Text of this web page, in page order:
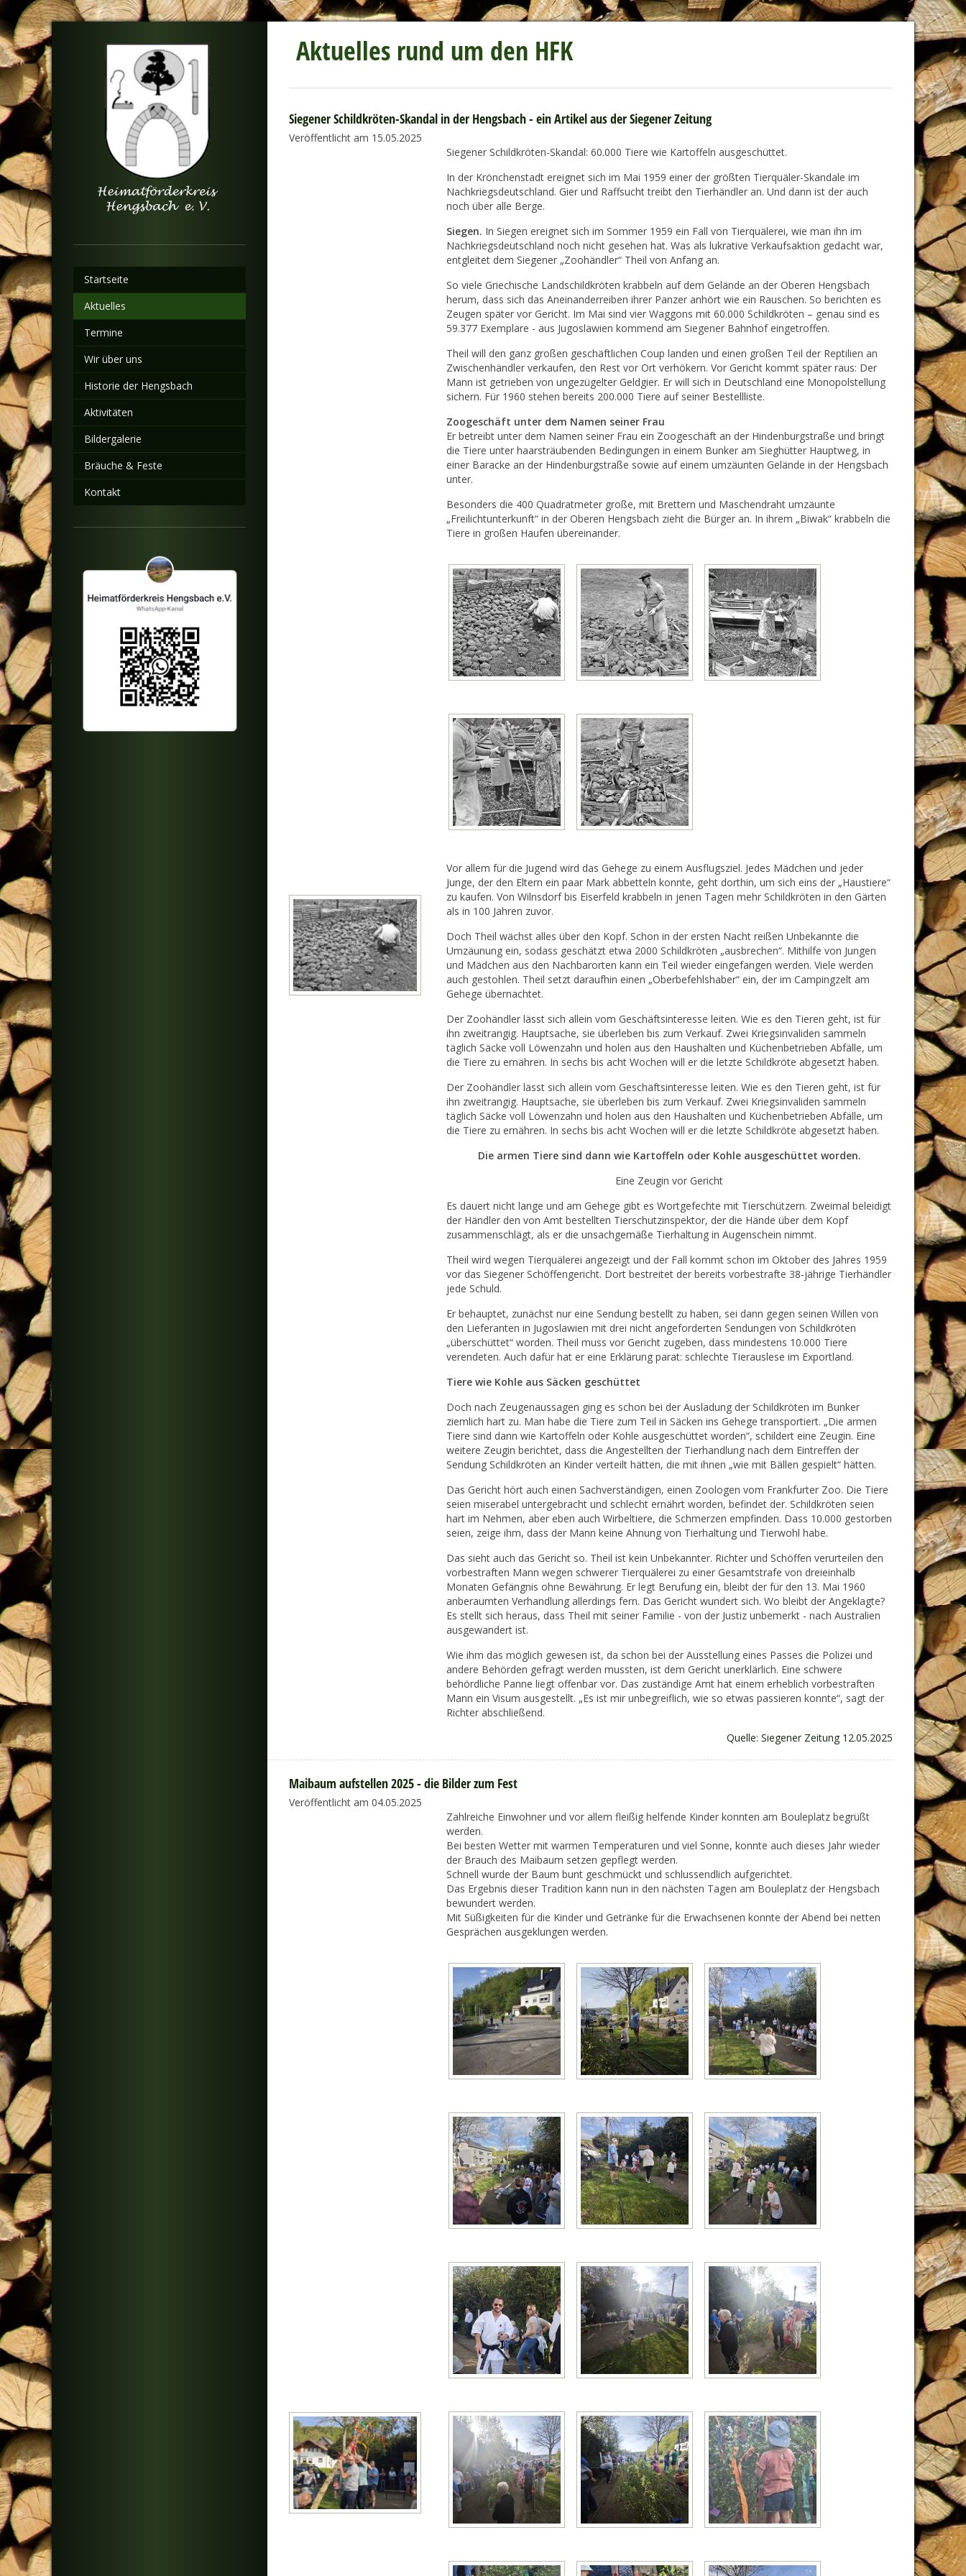
Aktuelles rund um den HFK
Siegener Schildkröten-Skandal in der Hengsbach - ein Artikel aus der Siegener Zeitung
Veröffentlicht am 15.05.2025
Siegener Schildkröten-Skandal: 60.000 Tiere wie Kartoffeln ausgeschüttet.
In der Krönchenstadt ereignet sich im Mai 1959 einer der größten Tierquäler-Skandale im
Nachkriegsdeutschland. Gier und Raffsucht treibt den Tierhändler an. Und dann ist der auch
noch über alle Berge.
Siegen. In Siegen ereignet sich im Sommer 1959 ein Fall von Tierquälerei, wie man ihn im
Nachkriegsdeutschland noch nicht gesehen hat. Was als lukrative Verkaufsaktion gedacht war,
entgleitet dem Siegener „Zoohändler“ Theil von Anfang an.
So viele Griechische Landschildkröten krabbeln auf dem Gelände an der Oberen Hengsbach
herum, dass sich das Aneinanderreiben ihrer Panzer anhört wie ein Rauschen. So berichten es
Zeugen später vor Gericht. Im Mai sind vier Waggons mit 60.000 Schildkröten – genau sind es
59.377 Exemplare - aus Jugoslawien kommend am Siegener Bahnhof eingetroffen.
Theil will den ganz großen geschäftlichen Coup landen und einen großen Teil der Reptilien an
Zwischenhändler verkaufen, den Rest vor Ort verhökern. Vor Gericht kommt später raus: Der
Mann ist getrieben von ungezügelter Geldgier. Er will sich in Deutschland eine Monopolstellung
sichern. Für 1960 stehen bereits 200.000 Tiere auf seiner Bestellliste.
Zoogeschäft unter dem Namen seiner Frau
Er betreibt unter dem Namen seiner Frau ein Zoogeschäft an der Hindenburgstraße und bringt
die Tiere unter haarsträubenden Bedingungen in einem Bunker am Sieghütter Hauptweg, in
einer Baracke an der Hindenburgstraße sowie auf einem umzäunten Gelände in der Hengsbach
unter.
Besonders die 400 Quadratmeter große, mit Brettern und Maschendraht umzäunte
„Freilichtunterkunft“ in der Oberen Hengsbach zieht die Bürger an. In ihrem „Biwak“ krabbeln die
Tiere in großen Haufen übereinander.
Vor allem für die Jugend wird das Gehege zu einem Ausflugsziel. Jedes Mädchen und jeder
Junge, der den Eltern ein paar Mark abbetteln konnte, geht dorthin, um sich eins der „Haustiere“
zu kaufen. Von Wilnsdorf bis Eiserfeld krabbeln in jenen Tagen mehr Schildkröten in den Gärten
als in 100 Jahren zuvor.
Doch Theil wächst alles über den Kopf. Schon in der ersten Nacht reißen Unbekannte die
Umzäunung ein, sodass geschätzt etwa 2000 Schildkröten „ausbrechen“. Mithilfe von Jungen
und Mädchen aus den Nachbarorten kann ein Teil wieder eingefangen werden. Viele werden
auch gestohlen. Theil setzt daraufhin einen „Oberbefehlshaber“ ein, der im Campingzelt am
Gehege übernachtet.
Der Zoohändler lässt sich allein vom Geschäftsinteresse leiten. Wie es den Tieren geht, ist für
ihn zweitrangig. Hauptsache, sie überleben bis zum Verkauf. Zwei Kriegsinvaliden sammeln
täglich Säcke voll Löwenzahn und holen aus den Haushalten und Küchenbetrieben Abfälle, um
die Tiere zu ernähren. In sechs bis acht Wochen will er die letzte Schildkröte abgesetzt haben.
Der Zoohändler lässt sich allein vom Geschäftsinteresse leiten. Wie es den Tieren geht, ist für
ihn zweitrangig. Hauptsache, sie überleben bis zum Verkauf. Zwei Kriegsinvaliden sammeln
täglich Säcke voll Löwenzahn und holen aus den Haushalten und Küchenbetrieben Abfälle, um
die Tiere zu ernähren. In sechs bis acht Wochen will er die letzte Schildkröte abgesetzt haben.
Die armen Tiere sind dann wie Kartoffeln oder Kohle ausgeschüttet worden.
Eine Zeugin vor Gericht
Es dauert nicht lange und am Gehege gibt es Wortgefechte mit Tierschützern. Zweimal beleidigt
der Händler den von Amt bestellten Tierschutzinspektor, der die Hände über dem Kopf
zusammenschlägt, als er die unsachgemäße Tierhaltung in Augenschein nimmt.
Theil wird wegen Tierquälerei angezeigt und der Fall kommt schon im Oktober des Jahres 1959
vor das Siegener Schöffengericht. Dort bestreitet der bereits vorbestrafte 38-jährige Tierhändler
jede Schuld.
Er behauptet, zunächst nur eine Sendung bestellt zu haben, sei dann gegen seinen Willen von
den Lieferanten in Jugoslawien mit drei nicht angeforderten Sendungen von Schildkröten
„überschüttet“ worden. Theil muss vor Gericht zugeben, dass mindestens 10.000 Tiere
verendeten. Auch dafür hat er eine Erklärung parat: schlechte Tierauslese im Exportland.
Tiere wie Kohle aus Säcken geschüttet
Doch nach Zeugenaussagen ging es schon bei der Ausladung der Schildkröten im Bunker
ziemlich hart zu. Man habe die Tiere zum Teil in Säcken ins Gehege transportiert. „Die armen
Tiere sind dann wie Kartoffeln oder Kohle ausgeschüttet worden“, schildert eine Zeugin. Eine
weitere Zeugin berichtet, dass die Angestellten der Tierhandlung nach dem Eintreffen der
Sendung Schildkröten an Kinder verteilt hätten, die mit ihnen „wie mit Bällen gespielt“ hätten.
Das Gericht hört auch einen Sachverständigen, einen Zoologen vom Frankfurter Zoo. Die Tiere
seien miserabel untergebracht und schlecht ernährt worden, befindet der. Schildkröten seien
hart im Nehmen, aber eben auch Wirbeltiere, die Schmerzen empfinden. Dass 10.000 gestorben
seien, zeige ihm, dass der Mann keine Ahnung von Tierhaltung und Tierwohl habe.
Das sieht auch das Gericht so. Theil ist kein Unbekannter. Richter und Schöffen verurteilen den
vorbestraften Mann wegen schwerer Tierquälerei zu einer Gesamtstrafe von dreieinhalb
Monaten Gefängnis ohne Bewährung. Er legt Berufung ein, bleibt der für den 13. Mai 1960
anberaumten Verhandlung allerdings fern. Das Gericht wundert sich. Wo bleibt der Angeklagte?
Es stellt sich heraus, dass Theil mit seiner Familie - von der Justiz unbemerkt - nach Australien
ausgewandert ist.
Wie ihm das möglich gewesen ist, da schon bei der Ausstellung eines Passes die Polizei und
andere Behörden gefragt werden mussten, ist dem Gericht unerklärlich. Eine schwere
behördliche Panne liegt offenbar vor. Das zuständige Amt hat einem erheblich vorbestraften
Mann ein Visum ausgestellt. „Es ist mir unbegreiflich, wie so etwas passieren konnte“, sagt der
Richter abschließend.
Quelle: Siegener Zeitung 12.05.2025
Maibaum aufstellen 2025 - die Bilder zum Fest
Veröffentlicht am 04.05.2025
Zahlreiche Einwohner und vor allem fleißig helfende Kinder konnten am Bouleplatz begrüßt
werden.
Bei besten Wetter mit warmen Temperaturen und viel Sonne, konnte auch dieses Jahr wieder
der Brauch des Maibaum setzen gepflegt werden.
Schnell wurde der Baum bunt geschmückt und schlussendlich aufgerichtet.
Das Ergebnis dieser Tradition kann nun in den nächsten Tagen am Bouleplatz der Hengsbach
bewundert werden.
Mit Süßigkeiten für die Kinder und Getränke für die Erwachsenen konnte der Abend bei netten
Gesprächen ausgeklungen werden.
Startseite
Aktuelles
Termine
Wir über uns
Historie der Hengsbach
Aktivitäten
Bildergalerie
Bräuche & Feste
Kontakt